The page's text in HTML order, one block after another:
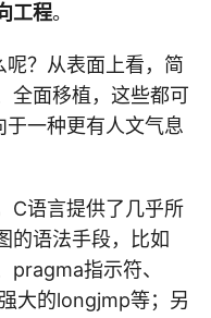
工程。
？从表面上看，简
全面移植，这些都可
一种更有人文气息
C语言提供了几乎所
的语法手段，比如
pragma指示符、
大的longjmp等；另